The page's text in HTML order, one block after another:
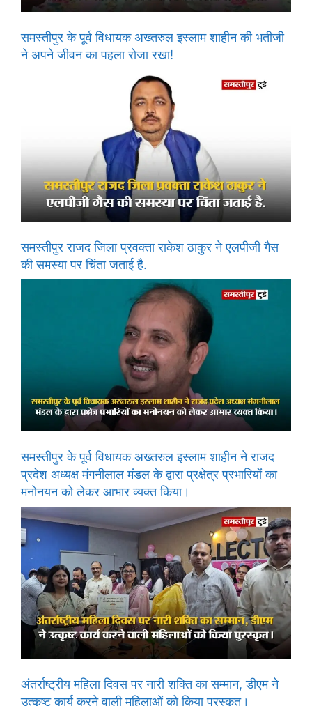
समस्तीपुर के पूर्व विधायक अख्तरुल इस्लाम शाहीन की भतीजी
ने अपने जीवन का पहला रोजा रखा!
समस्तीपुर राजद जिला प्रवक्ता राकेश ठाकुर ने एलपीजी गैस
की समस्या पर चिंता जताई है.
समस्तीपुर के पूर्व विधायक अख्तरुल इस्लाम शाहीन ने राजद
प्रदेश अध्यक्ष मंगनीलाल मंडल के द्वारा प्रक्षेत्र प्रभारियों का
मनोनयन को लेकर आभार व्यक्त किया।
अंतर्राष्ट्रीय महिला दिवस पर नारी शक्ति का सम्मान, डीएम ने
उत्कृष्ट कार्य करने वाली महिलाओं को किया पुरस्कृत।